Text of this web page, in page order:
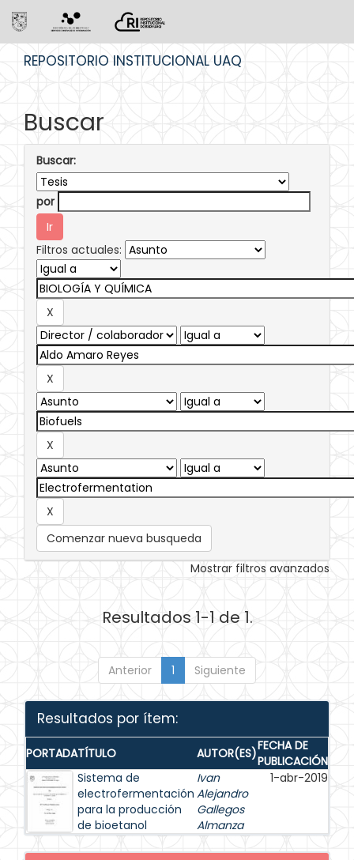
REPOSITORIO INSTITUCIONAL UAQ
Buscar
Buscar:
por
Filtros actuales:
Comenzar nueva busqueda
Mostrar filtros avanzados
Resultados 1-1 de 1.
Anterior 1 Siguiente
Resultados por ítem:
PORTADATÍTULO AUTOR(ES)FECHA DE
PUBLICACIÓN
Sistema de
electrofermentación
para la producción
de bioetanol
Ivan
Alejandro
Gallegos
Almanza
1-abr-2019